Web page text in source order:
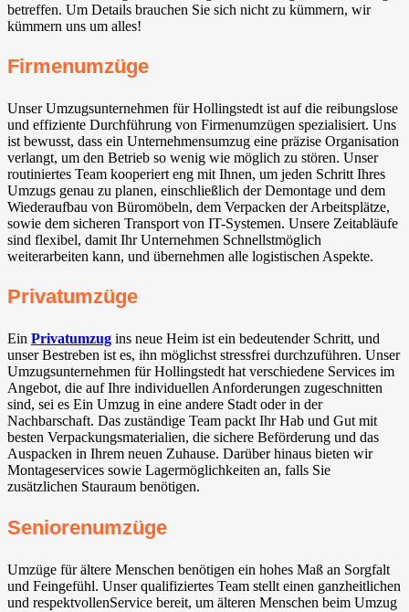
betreffen. Um Details brauchen Sie sich nicht zu kümmern, wir
kümmern uns um alles!
Firmenumzüge
Unser Umzugsunternehmen für Hollingstedt ist auf die reibungslose
und effiziente Durchführung von Firmenumzügen spezialisiert. Uns
ist bewusst, dass ein Unternehmensumzug eine präzise Organisation
verlangt, um den Betrieb so wenig wie möglich zu stören. Unser
routiniertes Team kooperiert eng mit Ihnen, um jeden Schritt Ihres
Umzugs genau zu planen, einschließlich der Demontage und dem
Wiederaufbau von Büromöbeln, dem Verpacken der Arbeitsplätze,
sowie dem sicheren Transport von IT-Systemen. Unsere Zeitabläufe
sind flexibel, damit Ihr Unternehmen Schnellstmöglich
weiterarbeiten kann, und übernehmen alle logistischen Aspekte.
Privatumzüge
Ein Privatumzug ins neue Heim ist ein bedeutender Schritt, und
unser Bestreben ist es, ihn möglichst stressfrei durchzuführen. Unser
Umzugsunternehmen für Hollingstedt hat verschiedene Services im
Angebot, die auf Ihre individuellen Anforderungen zugeschnitten
sind, sei es Ein Umzug in eine andere Stadt oder in der
Nachbarschaft. Das zuständige Team packt Ihr Hab und Gut mit
besten Verpackungsmaterialien, die sichere Beförderung und das
Auspacken in Ihrem neuen Zuhause. Darüber hinaus bieten wir
Montageservices sowie Lagermöglichkeiten an, falls Sie
zusätzlichen Stauraum benötigen.
Seniorenumzüge
Umzüge für ältere Menschen benötigen ein hohes Maß an Sorgfalt
und Feingefühl. Unser qualifiziertes Team stellt einen ganzheitlichen
und respektvollenService bereit, um älteren Menschen beim Umzug